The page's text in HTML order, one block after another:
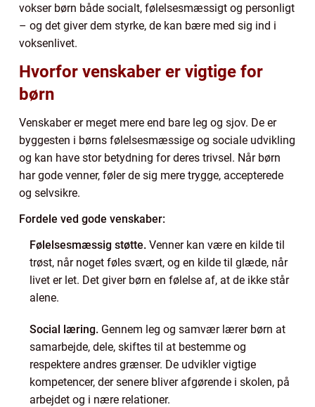
vokser børn både socialt, følelsesmæssigt og personligt
– og det giver dem styrke, de kan bære med sig ind i
voksenlivet.
Hvorfor venskaber er vigtige for
børn
Venskaber er meget mere end bare leg og sjov. De er
byggesten i børns følelsesmæssige og sociale udvikling
og kan have stor betydning for deres trivsel. Når børn
har gode venner, føler de sig mere trygge, accepterede
og selvsikre.
Fordele ved gode venskaber:
Følelsesmæssig støtte. Venner kan være en kilde til
trøst, når noget føles svært, og en kilde til glæde, når
livet er let. Det giver børn en følelse af, at de ikke står
alene.
Social læring. Gennem leg og samvær lærer børn at
samarbejde, dele, skiftes til at bestemme og
respektere andres grænser. De udvikler vigtige
kompetencer, der senere bliver afgørende i skolen, på
arbejdet og i nære relationer.